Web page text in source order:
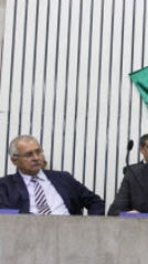
Washington
loja Havan do Brasil.